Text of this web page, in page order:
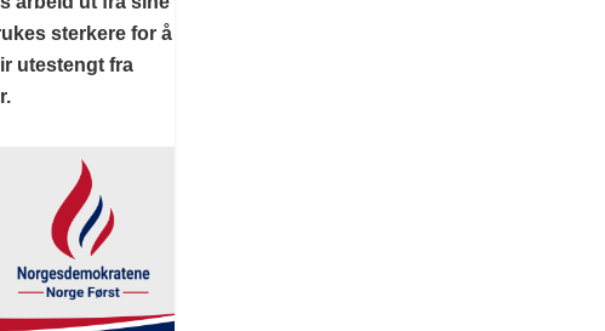
sterkere for å
utestengt fra